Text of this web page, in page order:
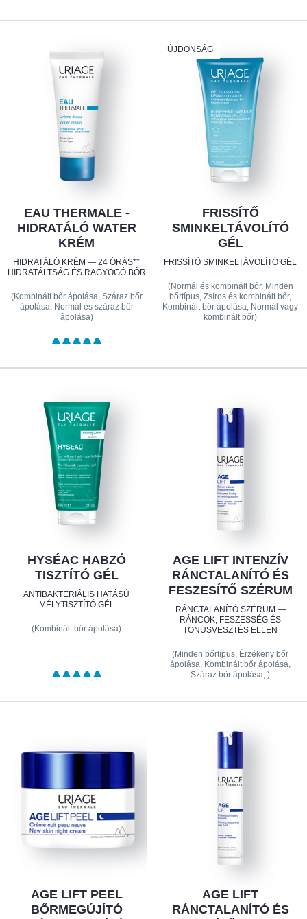
EAU THERMALE -
HIDRATÁLÓ WATER
KRÉM
HIDRATÁLÓ KRÉM — 24 ÓRÁS**
HIDRATÁLTSÁG ÉS RAGYOGÓ BŐR
(Kombinált bőr ápolása, Száraz bőr
ápolása, Normál és száraz bőr
ápolása)
ÚJDONSÁG
FRISSÍTŐ
SMINKELTÁVOLÍTÓ
GÉL
FRISSÍTŐ SMINKELTÁVOLÍTÓ GÉL
(Normál és kombinált bőr, Minden
bőrtípus, Zsíros és kombinált bőr,
Kombinált bőr ápolása, Normál vagy
kombinált bőr)
HYSÉAC HABZÓ
TISZTÍTÓ GÉL
ANTIBAKTERIÁLIS HATÁSÚ
MÉLYTISZTÍTÓ GÉL
(Kombinált bőr ápolása)
AGE LIFT INTENZÍV
RÁNCTALANÍTÓ ÉS
FESZESÍTŐ SZÉRUM
RÁNCTALANÍTÓ SZÉRUM —
RÁNCOK, FESZESSÉG ÉS
TÓNUSVESZTÉS ELLEN
(Minden bőrtípus, Érzékeny bőr
ápolása, Kombinált bőr ápolása,
Száraz bőr ápolása, )
AGE LIFT PEEL
BŐRMEGÚJÍTÓ
AGE LIFT
RÁNCTALANÍTÓ ÉS